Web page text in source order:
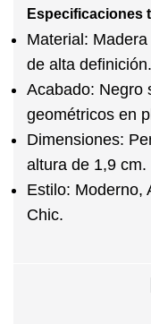
Especificaciones
Material:
de alta definición.
Acabado: Negro
geométricos en
Dimensiones:
altura de 1,9 cm.
Estilo: Moderno,
Chic.